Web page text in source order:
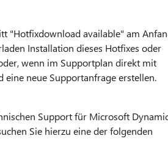
"Hotfixdownload available" am
Installation dieses Hotfixes oder
wenn im Supportplan direkt mit
neue Supportanfrage erstellen.
Support für Microsoft
Sie hierzu eine der folgenden